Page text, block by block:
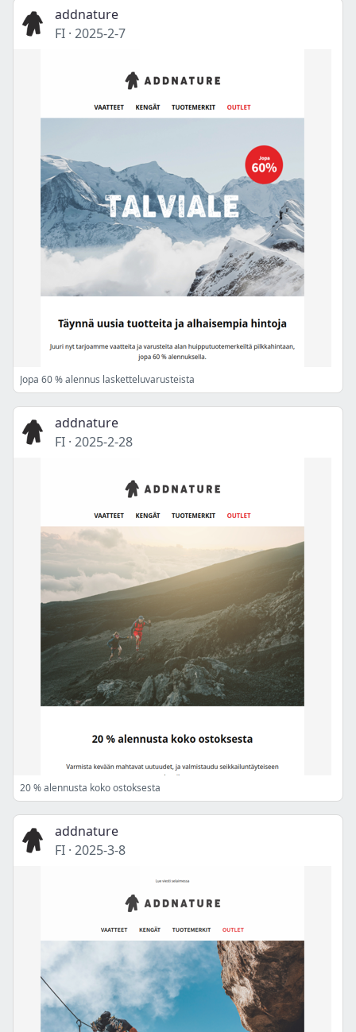
addnature
FI · 2025-2-7
Jopa 60 % alennus lasketteluvarusteista
addnature
FI · 2025-2-28
20 % alennusta koko ostoksesta
addnature
FI · 2025-3-8